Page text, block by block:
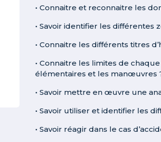
• Connaitre et reconnaitre les
• Savoir identifier les différentes
• Connaitre les différents titres
• Connaitre les limites de
élémentaires et les manœuvres
• Savoir mettre en œuvre une
• Savoir utiliser et identifier les
• Savoir réagir dans le cas